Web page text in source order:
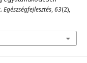
Egészségfejlesztés,63(2),